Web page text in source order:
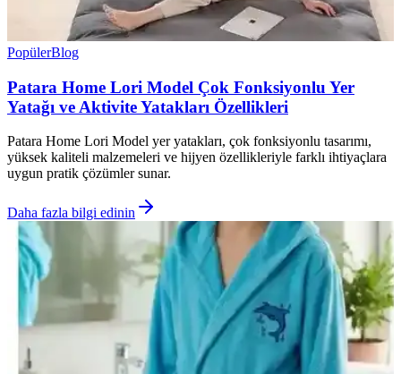
PopülerBlog
Patara Home Lori Model Çok Fonksiyonlu Yer
Yatağı ve Aktivite Yatakları Özellikleri
Patara Home Lori Model yer yatakları, çok fonksiyonlu tasarımı,
yüksek kaliteli malzemeleri ve hijyen özellikleriyle farklı ihtiyaçlara
uygun pratik çözümler sunar.
Daha fazla bilgi edinin